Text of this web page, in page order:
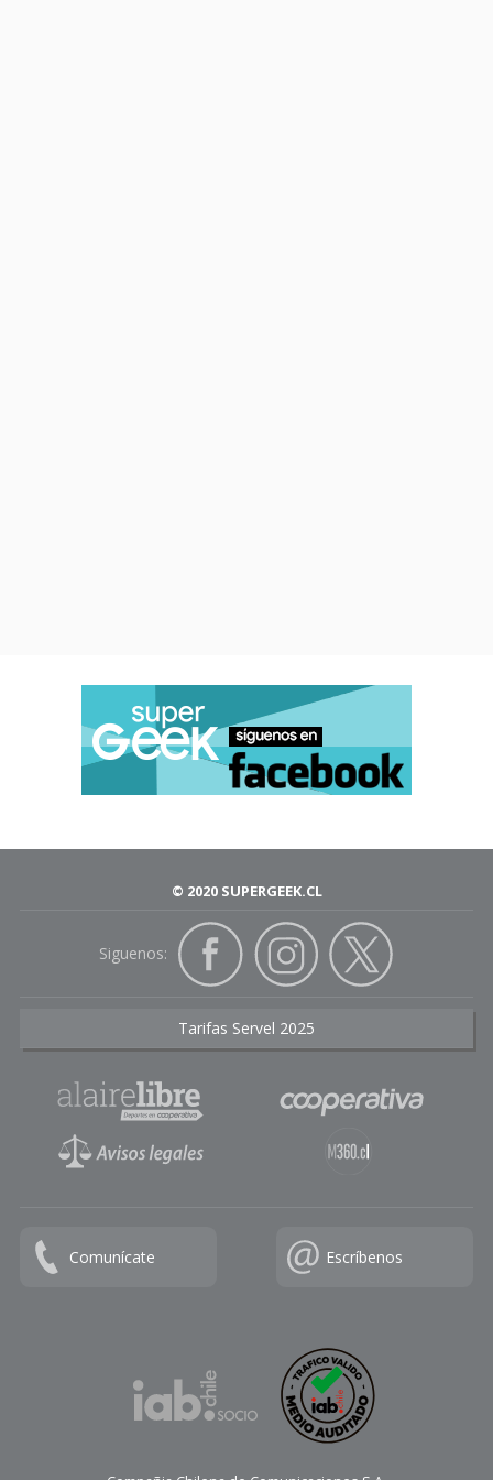
© 2020 SUPERGEEK.CL
Siguenos:
Tarifas Servel 2025
Comunícate Escríbenos